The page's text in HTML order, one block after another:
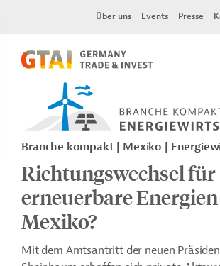
Über uns Events Presse
Branche kompakt | Mexiko |
Richtungswechsel für
erneuerbare
Mexiko?
Mit dem Amtsantritt der neuen